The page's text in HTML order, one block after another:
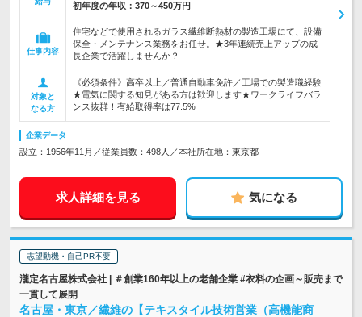
初年度の年収： 370～450万円
仕事内容
住宅などで使用されるガラス繊維断熱材の製造工場にて、設備
保全・メンテナンス業務をお任せ。★3年連続売上アップの成
長企業で活躍しませんか？
対象と
なる方
《必須条件》高卒以上／普通自動車免許／工場での製造職経験
★電気に関する知見がある方は歓迎します★ワークライフバラ
ンス抜群！有給取得率は77.5%
企業データ
設立：1956年11月／従業員数：498人／本社所在地：東京都
求人詳細を見る 気になる
志望動機・自己PR不要
瀧定名古屋株式会社 | ＃創業160年以上の老舗企業 #衣料の企画～販売まで
一貫して展開
名古屋・東京／繊維の【テキスタイル技術営業（高機能商